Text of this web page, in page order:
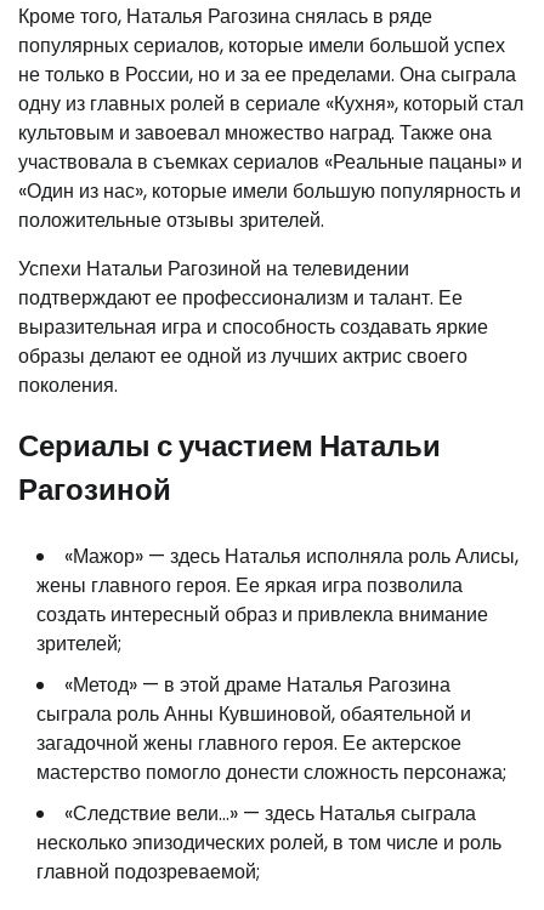
Кроме того, Наталья Рагозина снялась в ряде
популярных сериалов, которые имели большой успех
не только в России, но и за ее пределами. Она сыграла
одну из главных ролей в сериале «Кухня», который стал
культовым и завоевал множество наград. Также она
участвовала в съемках сериалов «Реальные пацаны» и
«Один из нас», которые имели большую популярность и
положительные отзывы зрителей.
Успехи Натальи Рагозиной на телевидении
подтверждают ее профессионализм и талант. Ее
выразительная игра и способность создавать яркие
образы делают ее одной из лучших актрис своего
поколения.
Сериалы с участием Натальи
Рагозиной
«Мажор» — здесь Наталья исполняла роль Алисы,
жены главного героя. Ее яркая игра позволила
создать интересный образ и привлекла внимание
зрителей;
«Метод» — в этой драме Наталья Рагозина
сыграла роль Анны Кувшиновой, обаятельной и
загадочной жены главного героя. Ее актерское
мастерство помогло донести сложность персонажа;
«Следствие вели…» — здесь Наталья сыграла
несколько эпизодических ролей, в том числе и роль
главной подозреваемой;